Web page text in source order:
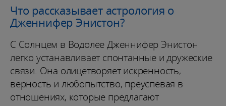
Что рассказывает астрология о
Дженнифер Энистон?
С Солнцем в Водолее Дженнифер Энистон
легко устанавливает спонтанные и дружеские
связи. Она олицетворяет искренность,
верность и любопытство, преуспевая в
отношениях, которые предлагают